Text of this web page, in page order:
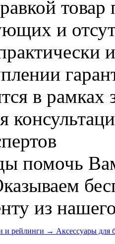
товар
и
в рамках
помочь
из
и рейлинги → Аксессуары для